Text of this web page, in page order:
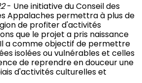
- Une initiative du Conseil des
Appalaches permettra à plus de
de profiter d'activités
que le projet a pris naissance
a comme objectif de permettre
isolées ou vulnérables et celles
de reprendre en douceur une
d'activités culturelles et